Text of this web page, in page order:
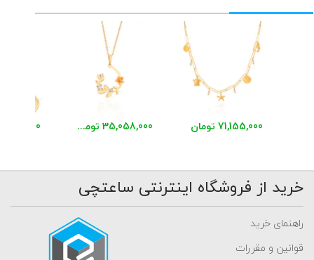
71,155,000 تومان 35,058,000 تومان 48,456,000
خرید از فروشگاه اینترنتی ساعتچی
راهنمای خرید
قوانین و مقررات